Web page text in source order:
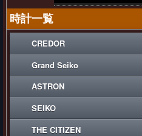
時計一覧
CREDOR
Grand Seiko
ASTRON
SEIKO
THE CITIZEN